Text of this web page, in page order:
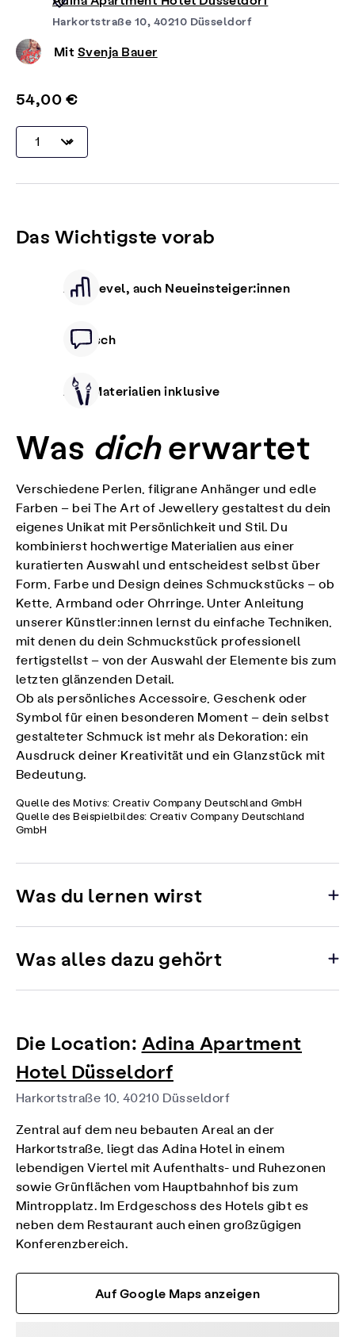
Harkortstraße 10, 40210 Düsseldorf
Mit Svenja Bauer
54,00 €
Das Wichtigste vorab
Alle Level, auch Neueinsteiger:innen
Deutsch
Alle Materialien inklusive
Was dicherwartet
Verschiedene Perlen, filigrane Anhänger und edle
Farben – bei The Art of Jewellery gestaltest du dein
eigenes Unikat mit Persönlichkeit und Stil. Du
kombinierst hochwertige Materialien aus einer
kuratierten Auswahl und entscheidest selbst über
Form, Farbe und Design deines Schmuckstücks – ob
Kette, Armband oder Ohrringe. Unter Anleitung
unserer Künstler:innen lernst du einfache Techniken,
mit denen du dein Schmuckstück professionell
fertigstellst – von der Auswahl der Elemente bis zum
letzten glänzenden Detail.
Ob als persönliches Accessoire, Geschenk oder
Symbol für einen besonderen Moment – dein selbst
gestalteter Schmuck ist mehr als Dekoration: ein
Ausdruck deiner Kreativität und ein Glanzstück mit
Bedeutung.
Quelle des Motivs: Creativ Company Deutschland GmbH
Quelle des Beispielbildes: Creativ Company Deutschland
GmbH
Was du lernen wirst
Was alles dazu gehört
Die Location: Adina Apartment
Hotel Düsseldorf
Harkortstraße 10, 40210 Düsseldorf
Zentral auf dem neu bebauten Areal an der
Harkortstraße, liegt das Adina Hotel in einem
lebendigen Viertel mit Aufenthalts- und Ruhezonen
sowie Grünflächen vom Hauptbahnhof bis zum
Mintropplatz. Im Erdgeschoss des Hotels gibt es
neben dem Restaurant auch einen großzügigen
Konferenzbereich.
Auf Google Maps anzeigen